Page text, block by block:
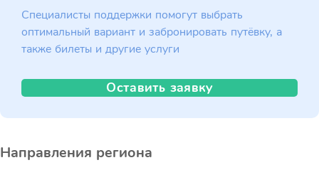
Специалисты поддержки помогут выбрать
оптимальный вариант и забронировать путёвку, а
также билеты и другие услуги
Оставить заявку
Направления региона